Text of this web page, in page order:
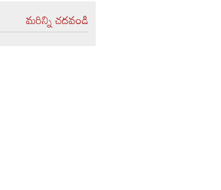
మరిన్ని చదవండి